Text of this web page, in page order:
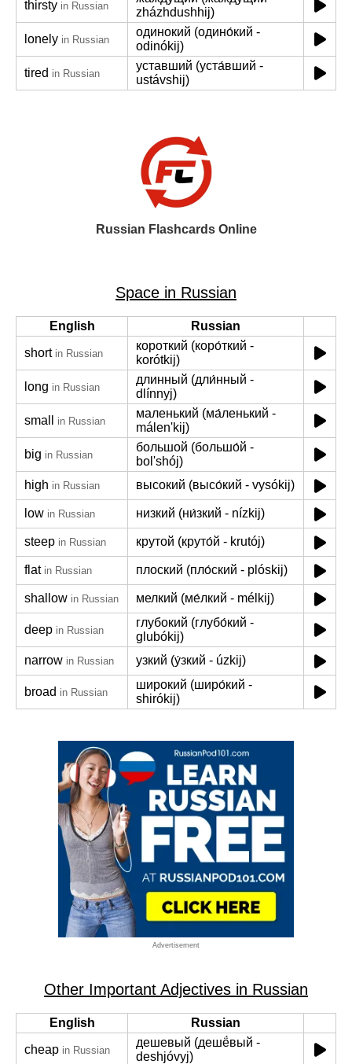
thirsty in Russian
zházhdushhij)
lonely in Russian
одинокий (одино́кий -
odinókij)
tired in Russian
уставший (уста́вший -
ustávshij)
Russian Flashcards Online
Space in Russian
English
Russian
short in Russian
короткий (коро́ткий -
korótkij)
long in Russian
длинный (дли́нный -
dlínnyj)
small
in Russian
маленький (ма́ленький -
málen'kij)
big in Russian
большой (большо́й -
bol'shój)
high in Russian высокий (высо́кий - vysókij)
low in Russian низкий (ни́зкий - nízkij)
steep in Russian крутой (круто́й - krutój)
flat in Russian плоский (пло́ский - plóskij)
shallow in Russian мелкий (ме́лкий - mélkij)
deep in Russian
глубокий (глубо́кий -
glubókij)
narrow in Russian узкий (у́зкий - úzkij)
broad in Russian
широкий (широ́кий -
shirókij)
Advertisement
Other Important Adjectives in Russian
English
Russian
cheap in Russian
дешевый (дешё́вый -
deshjóvyj)